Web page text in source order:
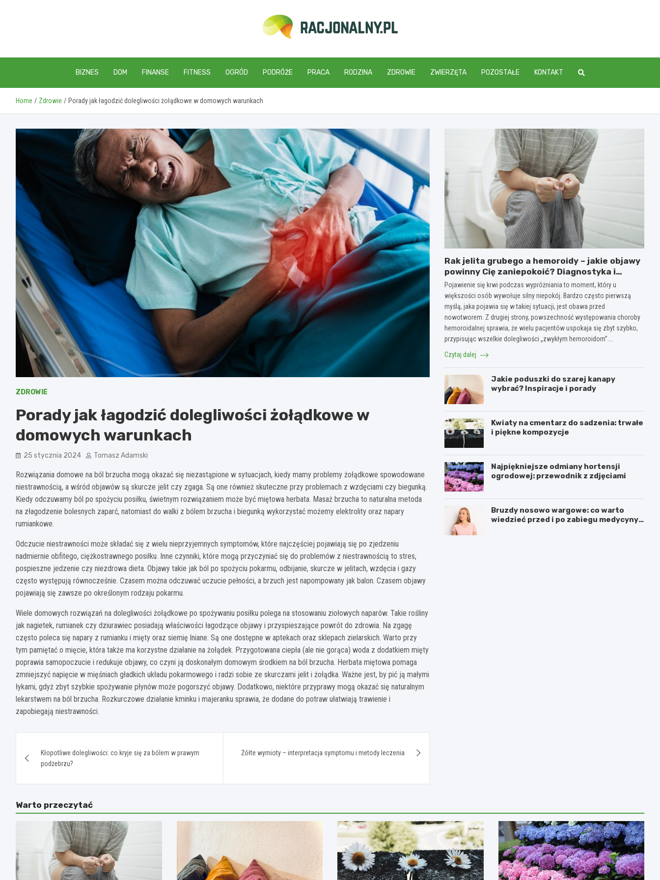
racjonalny.pl
BIZNES DOM FINANSE FITNESS OGRÓD PODRÓŻE PRACA RODZINA ZDROWIE ZWIERZĘTA POZOSTAŁE KONTAKT
Home Zdrowie Porady jak łagodzić dolegliwości żołądkowe w domowych warunkach
ZDROWIE
Porady jak łagodzić dolegliwości żołądkowe w
domowych warunkach
25 stycznia 2024 Tomasz Adamski
Rozwiązania domowe na ból brzucha mogą okazać się niezastąpione w sytuacjach, kiedy mamy problemy żołądkowe spowodowane
niestrawnością, a wśród objawów są skurcze jelit czy zgaga. Są one również skuteczne przy problemach z wzdęciami czy biegunką.
Kiedy odczuwamy ból po spożyciu posiłku, świetnym rozwiązaniem może być miętowa herbata. Masaż brzucha to naturalna metoda
na złagodzenie bolesnych zaparć, natomiast do walki z bólem brzucha i biegunką wykorzystać możemy elektrolity oraz napary
rumiankowe.
Odczucie niestrawności może składać się z wielu nieprzyjemnych symptomów, które najczęściej pojawiają się po zjedzeniu
nadmiernie obfitego, ciężkostrawnego posiłku. Inne czynniki, które mogą przyczyniać się do problemów z niestrawnością to stres,
pospieszne jedzenie czy niezdrowa dieta. Objawy takie jak ból po spożyciu pokarmu, odbijanie, skurcze w jelitach, wzdęcia i gazy
często występują równocześnie. Czasem można odczuwać uczucie pełności, a brzuch jest napompowany jak balon. Czasem objawy
pojawiają się zawsze po określonym rodzaju pokarmu.
Wiele domowych rozwiązań na dolegliwości żołądkowe po spożywaniu posiłku polega na stosowaniu ziołowych naparów. Takie rośliny
jak nagietek, rumianek czy dziurawiec posiadają właściwości łagodzące objawy i przyspieszające powrót do zdrowia. Na zgagę
często poleca się napary z rumianku i mięty oraz siemię lniane. Są one dostępne w aptekach oraz sklepach zielarskich. Warto przy
tym pamiętać o mięcie, która także ma korzystne działanie na żołądek. Przygotowana ciepła (ale nie gorąca) woda z dodatkiem mięty
poprawia samopoczucie i redukuje objawy, co czyni ją doskonałym domowym środkiem na ból brzucha. Herbata miętowa pomaga
zmniejszyć napięcie w mięśniach gładkich układu pokarmowego i radzi sobie ze skurczami jelit i żołądka. Ważne jest, by pić ją małymi
łykami, gdyż zbyt szybkie spożywanie płynów może pogorszyć objawy. Dodatkowo, niektóre przyprawy mogą okazać się naturalnym
lekarstwem na ból brzucha. Rozkurczowe działanie kminku i majeranku sprawia, że dodane do potraw ułatwiają trawienie i
zapobiegają niestrawności.
wpisuKłopotliwe dolegliwości: co kryje się za bólem w prawym
podżebrzu?
Żółte wymioty – interpretacja symptomu i metody leczenia
Rak jelita grubego a hemoroidy – jakie objawy
powinny Cię zaniepokoić? Diagnostyka i
różnice
Pojawienie się krwi podczas wypróżniania to moment, który u
większości osób wywołuje silny niepokój. Bardzo często pierwszą
myślą, jaka pojawia się w takiej sytuacji, jest obawa przed
nowotworem. Z drugiej strony, powszechność występowania choroby
hemoroidalnej sprawia, że wielu pacjentów uspokaja się zbyt szybko,
przypisując wszelkie dolegliwości „zwykłym hemoroidom”.…
Czytaj dalej
Jakie poduszki do szarej kanapy
wybrać? Inspiracje i porady
Kwiaty na cmentarz do sadzenia: trwałe
i piękne kompozycje
Najpiękniejsze odmiany hortensji
ogrodowej: przewodnik z zdjęciami
Bruzdy nosowo wargowe: co warto
wiedzieć przed i po zabiegu medycyny
Warto przeczytać